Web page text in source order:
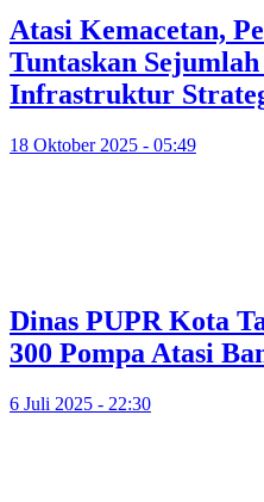
Atasi Kemacetan,
Tuntaskan
Infrastruktur
18 Oktober 2025 - 05:49
Dinas PUPR Kota
300 Pompa Atasi
6 Juli 2025 - 22:30